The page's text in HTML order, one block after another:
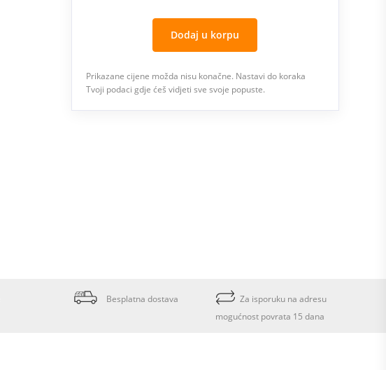
Dodaj u korpu
Prikazane cijene možda nisu konačne. Nastavi do koraka
Tvoji podaci gdje ćeš vidjeti sve svoje popuste.
Besplatna dostava
Za isporuku na adresu
mogućnost povrata 15 dana